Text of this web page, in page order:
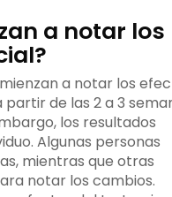
a notar los
a notar los
de las 2 a 3
los resultados
Algunas personas
mientras que otras
notar los cambios.